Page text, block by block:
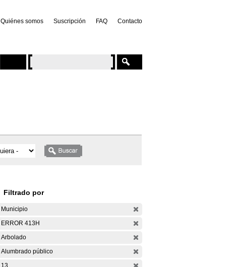
Quiénes somos Suscripción FAQ Contacto
Filtrado por
Municipio
ERROR 413H
Arbolado
Alumbrado público
13